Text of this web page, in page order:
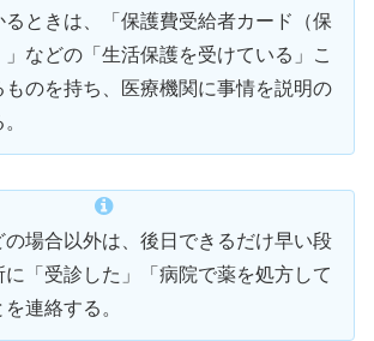
るときは、「保護費受給者カード（保
などの「生活保護を受けている」こ
ものを持ち、医療機関に事情を説明の
場合以外は、後日できるだけ早い段
に「受診した」「病院で薬を処方して
連絡する。